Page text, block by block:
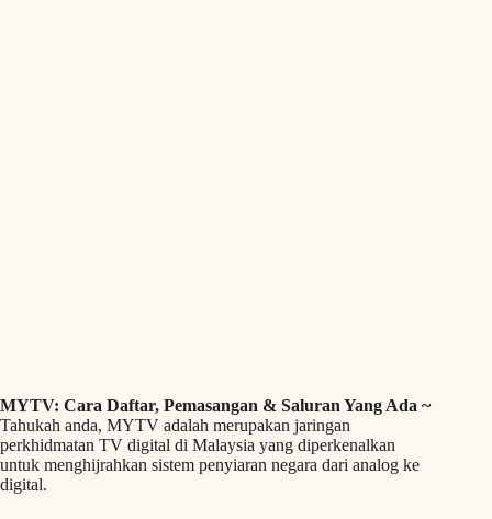
MYTV: Cara Daftar, Pemasangan & Saluran Yang Ada ~
Tahukah anda, MYTV adalah merupakan jaringan
perkhidmatan TV digital di Malaysia yang diperkenalkan
untuk menghijrahkan sistem penyiaran negara dari analog ke
digital.